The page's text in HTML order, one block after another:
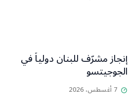
إنجاز مشرّف للبنان دولياً في
الجوجيتسو
7 أغسطس، 2026